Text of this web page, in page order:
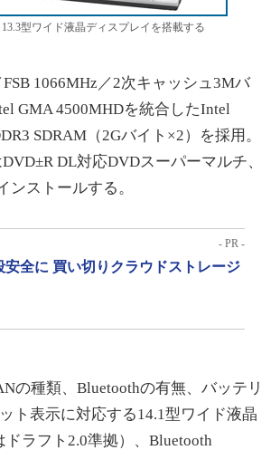
型ワイド液晶ディスプレイを搭載する
1066MHz／2次キャッシュ3Mバ
GMA 4500MHDを統合したIntel
SDRAM（2Gバイト×2）を採用。
DL対応DVDスーパーマルチ、
ンストールする。
- PR -
全に 買い切りクラウドストレージ
の種類、Bluetoothの有無、バッテリ
ト表示に対応する14.1型ワイド液晶
ラフト2.0準拠）、Bluetooth